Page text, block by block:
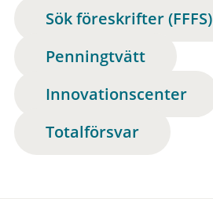
Sök föreskrifter (FFFS)
Penningtvätt
Innovationscenter
Totalförsvar